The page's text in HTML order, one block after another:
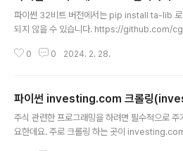
파이썬 32비트 버전에서는 pip install ta-lib 로
되지 않을 수 있습니다. https://github.com/
로 설치 할수 있습니다. ※ 목록이 다 표시되지 않
용 이면 win32, 64bit 용이면 win_amd64 설치
썬 버전에 따라 다음과 같은 방식으로 설치하세
tall TA_Lib-0.4.28-cp39-cp39-
0 0 2024. 2. 28.
파이썬 investing.com 크롤링
주식 관련한 프로그래밍을 하려면 필수적으로
요한데요. 주로 크롤링 하는 곳이